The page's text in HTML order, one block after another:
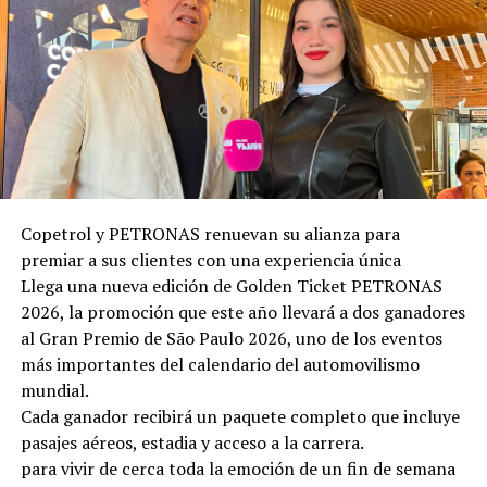
a 18:00 horas, compartirá herramientas prácticas,
respaldadas por la ciencia, para fortalecer el bienestar,
mejorar el desempeño profesional, desarrollar
resiliencia y ejercer un liderazgo más humano y
sostenible en un mundo en constante transformación.
La segunda cita será el 26 de noviembre, a las 20:00
horas, en el Salón de Convenciones del Banco Central
escritor, conferencista y referente internacional en
autoconocimiento, liderazgo consciente y
transformación personal. Vilaseca es fundador de una
de las principales escuelas de desarrollo personal de
habla hispana y autor de reconocidos libros como
Encantado de conocerme y Qué harías si no tuvieras
miedo. A través de su trabajo ha inspirado a miles de
personas y organizaciones a cuestionar creencias
limitantes, fortalecer la inteligencia emocional y liderar
procesos de cambio desde una mirada más auténtica,
Copetrol y PETRONAS renuevan su alianza para
premiar a sus clientes con una experiencia única
Llega una nueva edición de Golden Ticket PETRONAS
2026, la promoción que este año llevará a dos ganadores
al Gran Premio de São Paulo 2026, uno de los eventos
más importantes del calendario del automovilismo
mundial.
Cada ganador recibirá un paquete completo que incluye
pasajes aéreos, estadia y acceso a la carrera.
para vivir de cerca toda la emoción de un fin de semana